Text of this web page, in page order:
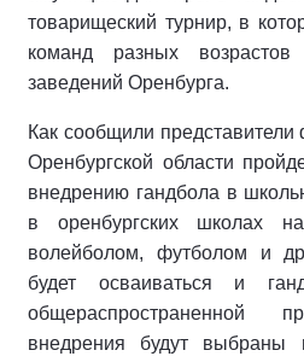
товарищеский турнир, в
команд разных
заведений Оренбурга.
Как сообщили
Оренбургской области
внедрению гандбола в
в оренбургских школах
волейболом, футболом и
будет осваиваться и
общераспространенной
внедрения будут выбраны